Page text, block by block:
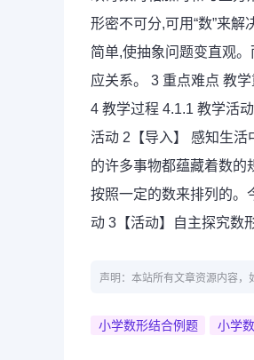
形密不可分,可用“数”来解
简单,使抽象问题变直观
应关系。 3 重点难点 教
4 教学过程 4.1.1 教学活
活动 2【导入】 感知生
的许多事物都蕴藏着数的
按照一定的数来排列的。
动 3【活动】自主探究数
声明：本站所有文章资源内容，
小学数形结合例题 小学